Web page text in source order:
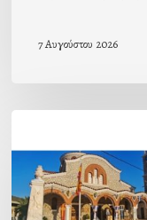
7 Αυγούστου 2026
εορτή
της
Μεταμορφώσεως